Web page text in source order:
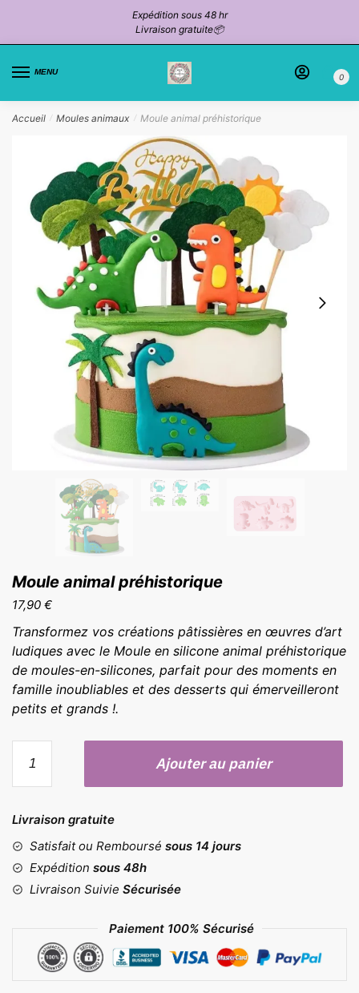
la
navigation
contenu
Expédition sous 48 hr
Livraison gratuite📦
MENU
0
Accueil / Moules animaux / Moule animal préhistorique
Moule animal préhistorique
17,90 €
Transformez vos créations pâtissières en œuvres d’art
ludiques avec le Moule en silicone animal préhistorique
de moules-en-silicones, parfait pour des moments en
famille inoubliables et des desserts qui émerveilleront
petits et grands !.
Moule
préhistorique
Ajouter au panier
Livraison gratuite
Satisfait ou Remboursé sous 14 jours
Expédition sous 48h
Livraison Suivie Sécurisée
Paiement 100% Sécurisé